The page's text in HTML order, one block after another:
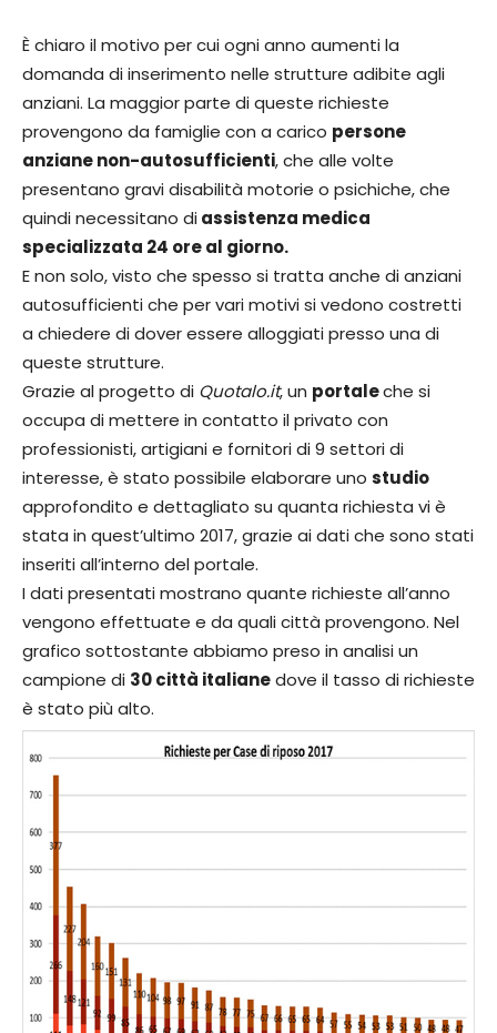
È chiaro il motivo per cui ogni anno aumenti la
domanda di inserimento nelle strutture adibite agli
anziani. La maggior parte di queste richieste
provengono da famiglie con a carico persone
anziane non-autosufficienti, che alle volte
presentano gravi disabilità motorie o psichiche, che
quindi necessitano diassistenza medica
specializzata 24 ore al giorno.
E non solo, visto che spesso si tratta anche di anziani
autosufficienti che per vari motivi si vedono costretti
a chiedere di dover essere alloggiati presso una di
queste strutture.
Grazie al progetto di Quotalo.it, un portaleche si
occupa di mettere in contatto il privato con
professionisti, artigiani e fornitori di 9 settori di
interesse, è stato possibile elaborare uno studio
approfondito e dettagliato su quanta richiesta vi è
stata in quest’ultimo 2017, grazie ai dati che sono stati
inseriti all’interno del portale.
I dati presentati mostrano quante richieste all’anno
vengono effettuate e da quali città provengono. Nel
grafico sottostante abbiamo preso in analisi un
campione di 30 città italianedove il tasso di richieste
è stato più alto.